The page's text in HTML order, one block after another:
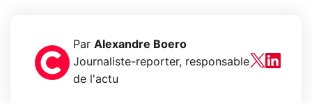
Par Alexandre Boero
Journaliste-reporter, responsable
de l'actu